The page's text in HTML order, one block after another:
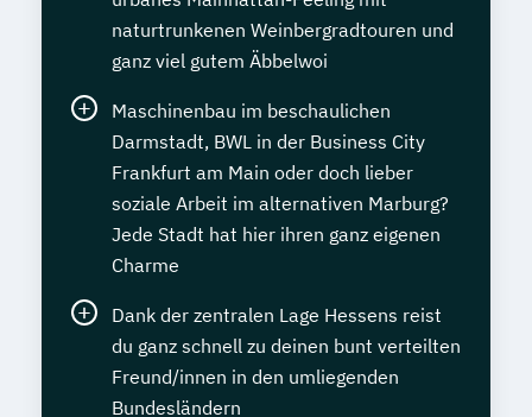
naturtrunkenen Weinbergradtouren und
ganz viel gutem Äbbelwoi
Maschinenbau im beschaulichen
Darmstadt, BWL in der Business City
Frankfurt am Main oder doch lieber
soziale Arbeit im alternativen Marburg?
Jede Stadt hat hier ihren ganz eigenen
Charme
Dank der zentralen Lage Hessens reist
du ganz schnell zu deinen bunt verteilten
Freund/innen in den umliegenden
Bundesländern